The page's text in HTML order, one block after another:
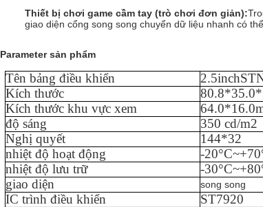
Thiết bị chơi game cầm tay (trò chơi đơn giản):
giao diện cổng song song chuyển dữ liệu nhanh có
Parameter sản phẩm
Tên bảng điều khiển 2.5inch
Kích thước
Kích thước khu vực xem
độ sáng
350 cd/m2
Nghị quyết
144*32
nhiệt độ hoạt động
-20°C~+70
nhiệt độ lưu trữ
-30°C~+80
giao diện
song song
IC trình điều khiển ST7920